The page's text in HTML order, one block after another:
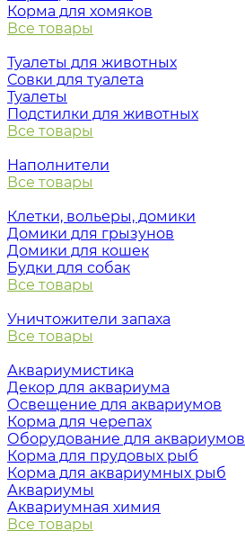
Корма для хомяков
Все товары
Туалеты для животных
Совки для туалета
Туалеты
Подстилки для животных
Все товары
Наполнители
Все товары
Клетки, вольеры, домики
Домики для грызунов
Домики для кошек
Будки для собак
Все товары
Уничтожители запаха
Все товары
Аквариумистика
Декор для аквариума
Освещение для аквариумов
Корма для черепах
Оборудование для аквариумов
Корма для прудовых рыб
Корма для аквариумных рыб
Аквариумы
Аквариумная химия
Все товары